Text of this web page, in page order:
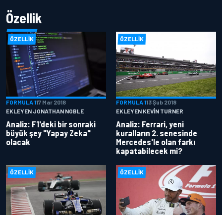
Özellik
ÖZELLIK
FORMULA 117 Mar 2018
EKLEYEN JONATHAN NOBLE
Analiz: F1'deki bir sonraki
büyük şey "Yapay Zeka"
olacak
ÖZELLIK
FORMULA 113 Şub 2018
EKLEYEN KEVIN TURNER
Analiz: Ferrari, yeni
kuralların 2. senesinde
Mercedes'le olan farkı
kapatabilecek mi?
ÖZELLIK ÖZELLIK